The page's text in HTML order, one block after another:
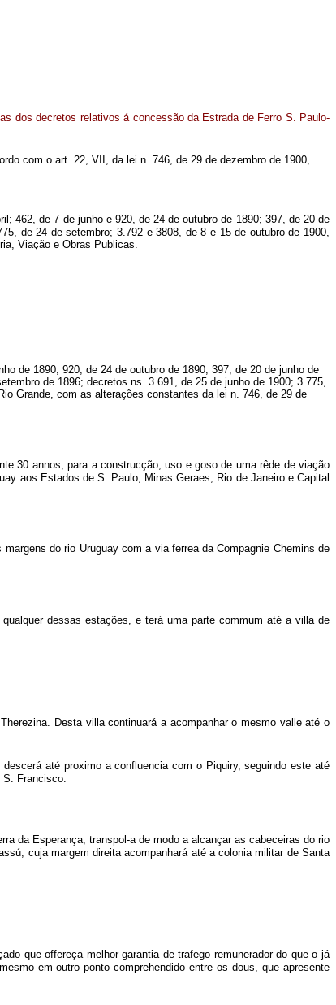
dos decretos relativos á concessão da Estrada de Ferro S. Paulo-
com o art. 22, VII, da lei n. 746, de 29 de dezembro de 1900,
462, de 7 de junho e 920, de 24 de outubro de 1890; 397, de 20 de
de 24 de setembro; 3.792 e 3808, de 8 e 15 de outubro de 1900,
Viação e Obras Publicas.
de 1890; 920, de 24 de outubro de 1890; 397, de 20 de junho de
de 1896; decretos ns. 3.691, de 25 de junho de 1900; 3.775,
Grande, com as alterações constantes da lei n. 746, de 29 de
30 annos, para a construcção, uso e goso de uma rêde de viação
aos Estados de S. Paulo, Minas Geraes, Rio de Janeiro e Capital
do rio Uruguay com a via ferrea da Compagnie Chemins de
dessas estações, e terá uma parte commum até a villa de
Desta villa continuará a acompanhar o mesmo valle até o
até proximo a confluencia com o Piquiry, seguindo este até
S. Francisco.
da Esperança, transpol-a de modo a alcançar as cabeceiras do rio
cuja margem direita acompanhará até a colonia militar de Santa
que offereça melhor garantia de trafego remunerador do que o já
em outro ponto comprehendido entre os dous, que apresente